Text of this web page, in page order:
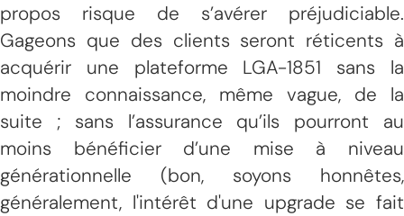
propos risque de s’avérer préjudiciable.
Gageons que des clients seront réticents à
acquérir une plateforme LGA-1851 sans la
moindre connaissance, même vague, de la
suite ; sans l’assurance qu’ils pourront au
moins bénéficier d’une mise à niveau
générationnelle (bon, soyons honnêtes,
généralement, l'intérêt d'une upgrade se fait